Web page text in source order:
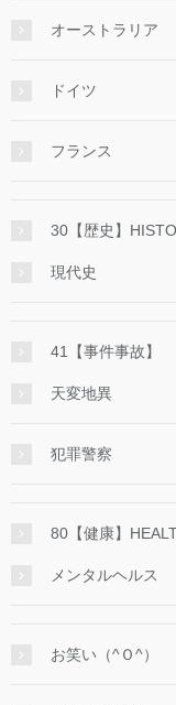
オーストラリア
ドイツ
フランス
30【歴史】
現代史
41【事件事故】
天変地異
犯罪警察
80【健康】
メンタルヘルス
お笑い（^Ｏ^）